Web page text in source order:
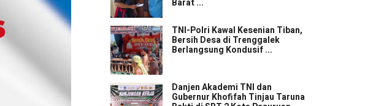
Barat ...
TNI-Polri Kawal Kesenian Tiban,
Bersih Desa di Trenggalek
Berlangsung Kondusif ...
Danjen Akademi TNI dan
Gubernur Khofifah Tinjau Taruna